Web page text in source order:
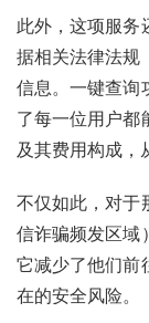
识
行
业
资
讯
量
卡
推
登录
此外，这项服务
据相关法律法规
信息。一键查询
了每一位用户都
及其费用构成，
不仅如此，对于
信诈骗频发区域
它减少了他们前
在的安全风险。